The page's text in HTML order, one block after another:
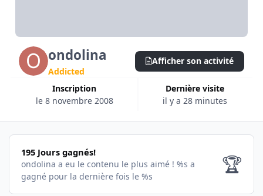
ondolina
Addicted
Inscription
le 8 novembre 2008
Dernière visite
il y a 28 minutes
Afficher son activité
195 Jours gagnés!
195 Jours gagnés!
ondolina a eu le contenu le plus aimé ! %s a
gagné pour la dernière fois le %s
🏆